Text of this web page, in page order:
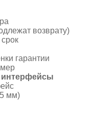
возврату)
гарантии
мм)